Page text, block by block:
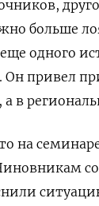
больше
одного
Он привел
в
на